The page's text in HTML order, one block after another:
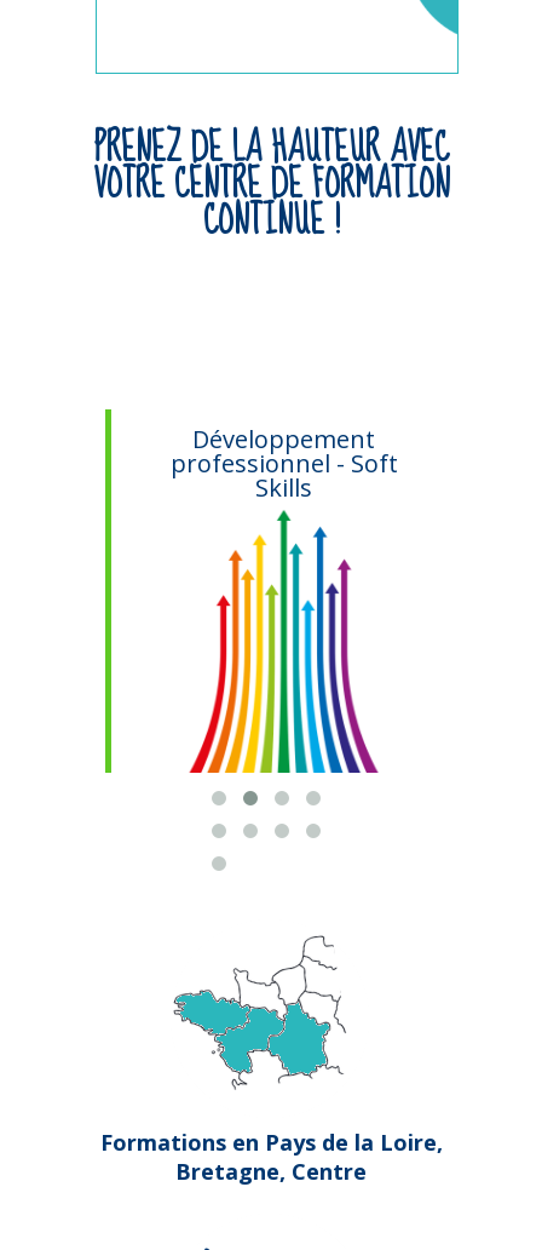
PRENEZ DE LA HAUTEUR AVEC
VOTRE CENTRE DE FORMATION
CONTINUE !
Développement
professionnel - Soft
Skills
Formations en Pays de la Loire,
Bretagne, Centre